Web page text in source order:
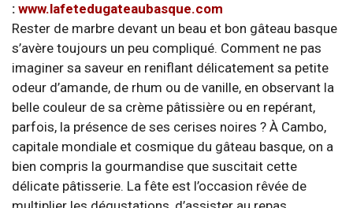
: www.lafetedugateaubasque.com
Rester de marbre devant un beau et bon gâteau basque
s’avère toujours un peu compliqué. Comment ne pas
imaginer sa saveur en reniflant délicatement sa petite
odeur d’amande, de rhum ou de vanille, en observant la
belle couleur de sa crème pâtissière ou en repérant,
parfois, la présence de ses cerises noires ? À Cambo,
capitale mondiale et cosmique du gâteau basque, on a
bien compris la gourmandise que suscitait cette
délicate pâtisserie. La fête est l’occasion rêvée de